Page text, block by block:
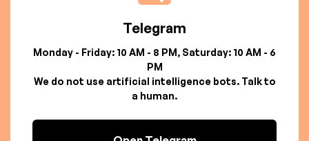
Telegram
Monday - Friday: 10 AM - 8 PM, Saturday: 10 AM - 6
PM
We do not use artificial intelligence bots. Talk to
a human.